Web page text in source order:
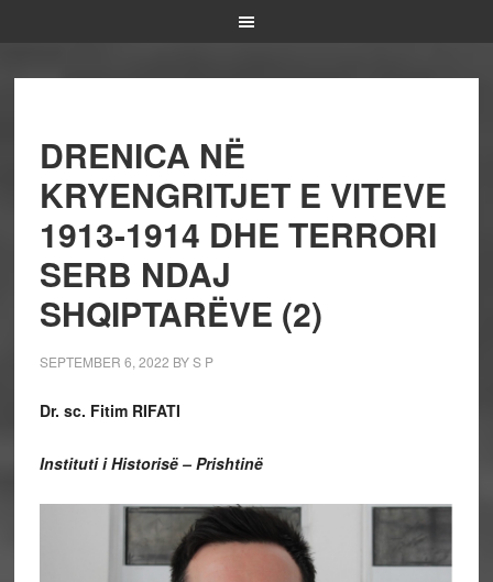
DRENICA NË
KRYENGRITJET E VITEVE
1913-1914 DHE TERRORI
SERB NDAJ
SHQIPTARËVE (2)
SEPTEMBER 6, 2022 BYS P
Dr. sc. Fitim RIFATI
Instituti i Historisë – Prishtinë